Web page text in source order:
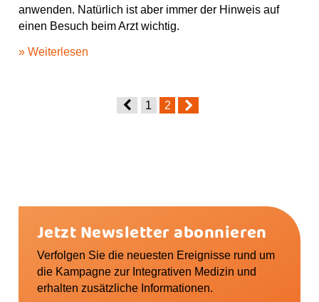
anwenden. Natürlich ist aber immer der Hinweis auf
einen Besuch beim Arzt wichtig.
» Weiterlesen
1 2
Jetzt Newsletter abonnieren
Verfolgen Sie die neuesten Ereignisse rund um
die Kampagne zur Integrativen Medizin und
erhalten zusätzliche Informationen.